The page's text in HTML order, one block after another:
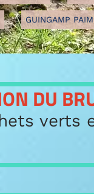
PAIMPOL
DU
verts